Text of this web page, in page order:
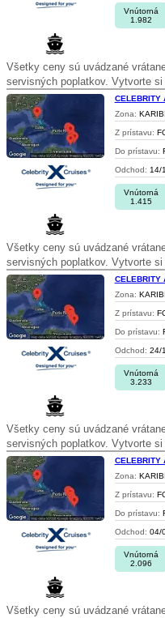
Vnútorná
1.982
Všetky ceny sú uvádzané
servisných poplatkov. Vytvorte
CELEBRITY
Zona:
Z prístavu:
Do prístavu:
Odchod: 14/
Vnútorná
1.415
Všetky ceny sú uvádzané
servisných poplatkov. Vytvorte
CELEBRITY
Zona:
Z prístavu:
Do prístavu:
Odchod: 24/
Vnútorná
3.233
Všetky ceny sú uvádzané
servisných poplatkov. Vytvorte
CELEBRITY
Zona:
Z prístavu:
Do prístavu:
Odchod: 04/
Vnútorná
2.096
Všetky ceny sú uvádzané